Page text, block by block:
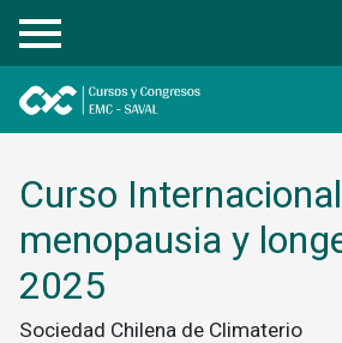
Registrarse
Curso
menopausia y
2025
Sociedad Chilena de Climaterio